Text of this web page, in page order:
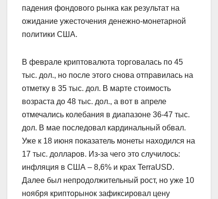
падения фондового рынка как результат на
ожидание ужесточения денежно-монетарной
политики США.
В феврале криптовалюта торговалась по 45
тыс. дол., но после этого снова отправилась на
отметку в 35 тыс. дол. В марте стоимость
возраста до 48 тыс. дол., а вот в апреле
отмечались колебания в диапазоне 36-47 тыс.
дол. В мае последовал кардинальный обвал.
Уже к 18 июня показатель монеты находился на
17 тыс. долларов. Из-за чего это случилось:
инфляция в США – 8,6% и крах TerraUSD.
Далее был непродолжительный рост, но уже 10
ноября крипторынок зафиксировал цену